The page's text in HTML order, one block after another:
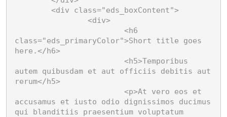
class="eds_primaryColor">Short title goes
here.</h6>
autem quibusdam et aut officiis debitis aut
rerum</h5>
accusamus et iusto odio dignissimos ducimus
qui blanditiis praesentium voluptatum